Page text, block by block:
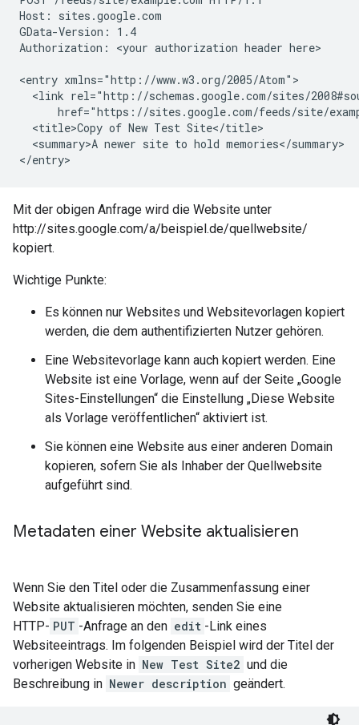
Host: sites.google.com
GData-Version: 1.4
Authorization: <your authorization header here>
<entry xmlns="http://www.w3.org/2005/Atom">
<link rel="http://schemas.google.com/sites/
      href="https://sites.google.com/feeds/site/
  <title>Copy of New Test Site</title>
  <summary>A newer site to hold memories</summary>
</entry>
Mit der obigen Anfrage wird die Website unter
http://sites.google.com/a/beispiel.de/quellwebsite/
kopiert.
Wichtige Punkte:
Es können nur Websites und Websitevorlagen kopiert
werden, die dem authentifizierten Nutzer gehören.
Eine Websitevorlage kann auch kopiert werden. Eine
Website ist eine Vorlage, wenn auf der Seite „Google
Sites-Einstellungen“ die Einstellung „Diese Website
als Vorlage veröffentlichen“ aktiviert ist.
Sie können eine Website aus einer anderen Domain
kopieren, sofern Sie als Inhaber der Quellwebsite
aufgeführt sind.
Metadaten einer Website aktualisieren
Wenn Sie den Titel oder die Zusammenfassung einer
Website aktualisieren möchten, senden Sie eine
HTTP- PUT -Anfrage an den edit -Link eines
Websiteeintrags. Im folgenden Beispiel wird der Titel der
vorherigen Website in New Test Site2 und die
Beschreibung in Newer description geändert.